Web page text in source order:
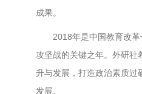
成果。
2018年是中国教育改
攻坚战的关键之年。外研社
升与发展，打造政治素质
发展。